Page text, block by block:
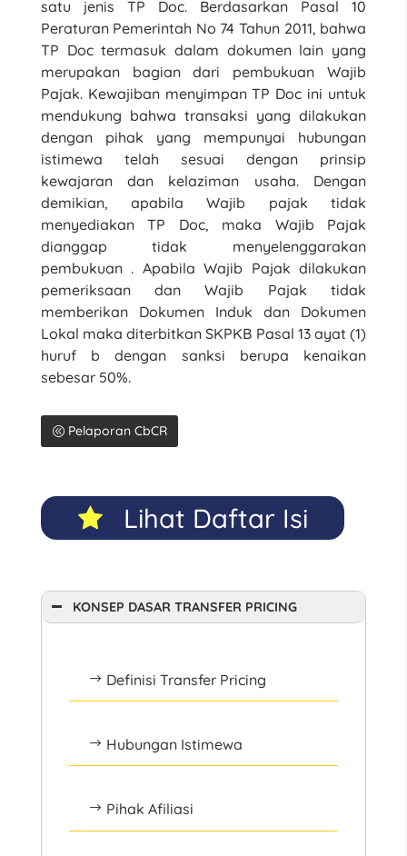
satu jenis TP Doc. Berdasarkan Pasal 10
Peraturan Pemerintah No 74 Tahun 2011, bahwa
TP Doc termasuk dalam dokumen lain yang
merupakan bagian dari pembukuan Wajib
Pajak. Kewajiban menyimpan TP Doc ini untuk
mendukung bahwa transaksi yang dilakukan
dengan pihak yang mempunyai hubungan
istimewa telah sesuai dengan prinsip
kewajaran dan kelaziman usaha. Dengan
demikian, apabila Wajib pajak tidak
menyediakan TP Doc, maka Wajib Pajak
dianggap tidak menyelenggarakan
pembukuan . Apabila Wajib Pajak dilakukan
pemeriksaan dan Wajib Pajak tidak
memberikan Dokumen Induk dan Dokumen
Lokal maka diterbitkan SKPKB Pasal 13 ayat (1)
huruf b dengan sanksi berupa kenaikan
sebesar 50%.
Pelaporan CbCR
Lihat Daftar Isi
KONSEP DASAR TRANSFER PRICING
$ Definisi Transfer Pricing
$ Hubungan Istimewa
$ Pihak Afiliasi